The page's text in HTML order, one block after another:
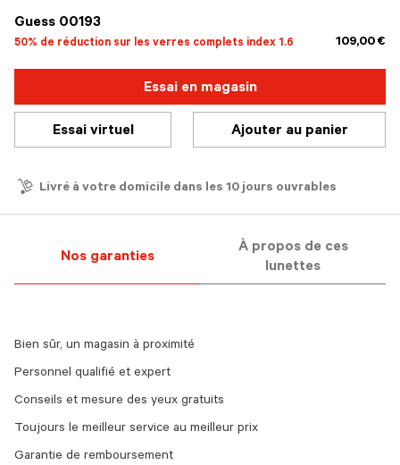
Guess 00193
50% de réduction sur les verres complets index 1.6 109,00 €
Essai en magasin
Essai virtuel Ajouter au panier
Livré à votre domicile dans les 10 jours ouvrables
Nos garanties
À propos de ces
lunettes
Bien sûr, un magasin à proximité
Personnel qualifié et expert
Conseils et mesure des yeux gratuits
Toujours le meilleur service au meilleur prix
Garantie de remboursement